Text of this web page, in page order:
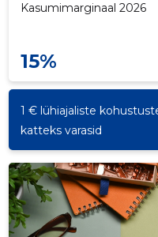
Kasumimarginaal 2026
15%
1 € lühiajaliste
katteks varasid